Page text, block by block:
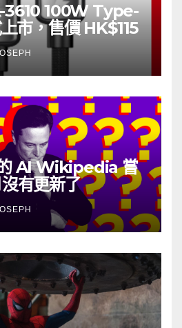
100W Type-
市，售價 HK$115
AI Wikipedia 嘗
有更新了